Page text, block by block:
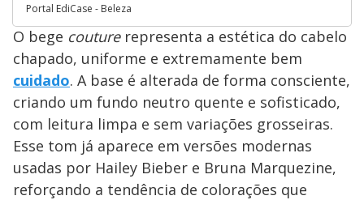
Portal EdiCase - Beleza
O bege couture representa a estética do cabelo
chapado, uniforme e extremamente bem
cuidado. A base é alterada de forma consciente,
criando um fundo neutro quente e sofisticado,
com leitura limpa e sem variações grosseiras.
Esse tom já aparece em versões modernas
usadas por Hailey Bieber e Bruna Marquezine,
reforçando a tendência de colorações que